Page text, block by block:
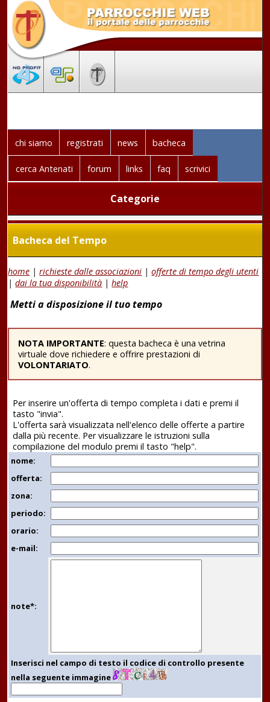
chi siamo registrati news bacheca
cerca Antenati forum links faq scrivici
Categorie
Bacheca del Tempo
home |richieste dalle associazioni |offerte di tempo degli utenti
|dai la tua disponibilità |help
Metti a disposizione il tuo tempo
NOTA IMPORTANTE: questa bacheca è una vetrina
virtuale dove richiedere e offrire prestazioni di
VOLONTARIATO.
Per inserire un'offerta di tempo completa i dati e premi il
tasto "invia".
L'offerta sarà visualizzata nell'elenco delle offerte a partire
dalla più recente. Per visualizzare le istruzioni sulla
compilazione del modulo premi il tasto "help".
nome:
offerta:
zona:
periodo:
orario:
e-mail:
note*:
Inserisci nel campo di testo il codice di controllo presente
nella seguente immagine